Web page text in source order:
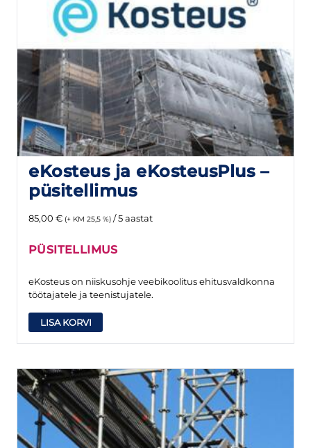
eKosteus ja eKosteusPlus –
püsitellimus
85,00 € (+ KM 25,5 %) / 5 aastat
PÜSITELLIMUS
eKosteus on niiskusohje veebikoolitus ehitusvaldkonna
töötajatele ja teenistujatele.
LISA KORVI